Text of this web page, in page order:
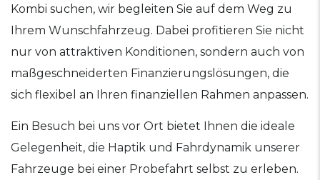
Kombi suchen, wir begleiten Sie auf dem Weg zu
Ihrem Wunschfahrzeug. Dabei profitieren Sie nicht
nur von attraktiven Konditionen, sondern auch von
maßgeschneiderten Finanzierungslösungen, die
sich flexibel an Ihren finanziellen Rahmen anpassen.
Ein Besuch bei uns vor Ort bietet Ihnen die ideale
Gelegenheit, die Haptik und Fahrdynamik unserer
Fahrzeuge bei einer Probefahrt selbst zu erleben.